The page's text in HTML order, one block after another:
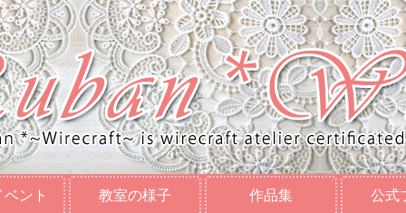
ント 教室の様子 作品集 公式